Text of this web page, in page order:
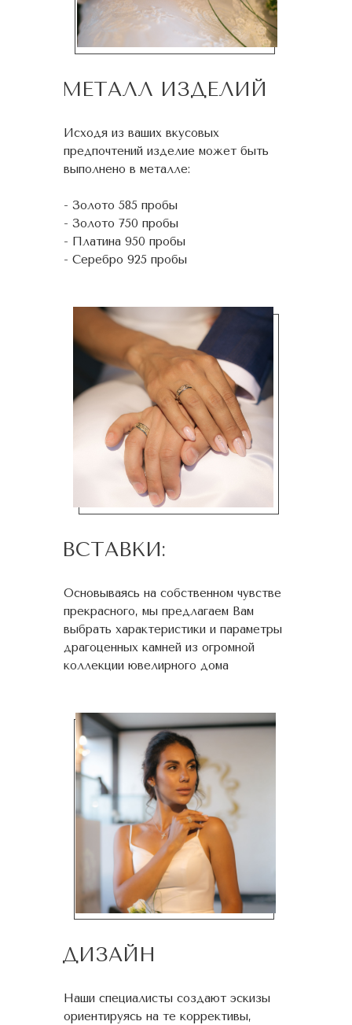
МЕТАЛЛ ИЗДЕЛИЙ
Исходя из ваших вкусовых
предпочтений изделие может быть
выполнено в металле:
- Золото 585 пробы
- Золото 750 пробы
- Платина 950 пробы
- Серебро 925 пробы
ВСТАВКИ:
Основываясь на собственном чувстве
прекрасного, мы предлагаем Вам
выбрать характеристики и параметры
драгоценных камней из огромной
коллекции ювелирного дома
ДИЗАЙН
Наши специалисты создают эскизы
ориентируясь на те коррективы,